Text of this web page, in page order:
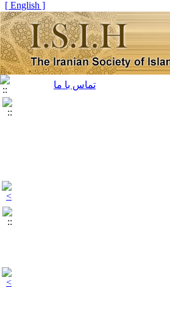
[ English ]
تماس با ما